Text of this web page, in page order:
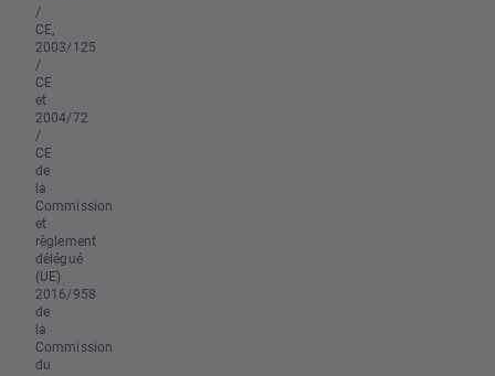
/
CE,
2003/125
/
CE
et
2004/72
/
CE
de
la
Commission
et
règlement
délégué
(UE)
2016/958
de
la
Commission
du